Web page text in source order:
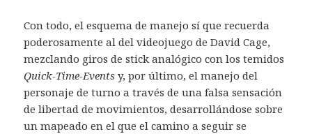
Con todo, el esquema de manejo sí que recuerda
poderosamente al del videojuego de David Cage,
mezclando giros de stick analógico con los temidos
Quick-Time-Events y, por último, el manejo del
personaje de turno a través de una falsa sensación
de libertad de movimientos, desarrollándose sobre
un mapeado en el que el camino a seguir se